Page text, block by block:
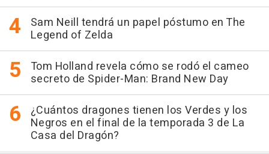
Sam Neill tendrá un papel póstumo en The
Legend of Zelda
Tom Holland revela cómo se rodó el cameo
secreto de Spider-Man: Brand New Day
¿Cuántos dragones tienen los Verdes y los
Negros en el final de la temporada 3 de La
Casa del Dragón?